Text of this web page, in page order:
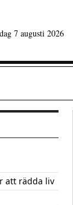
7 augusti 2026
att rädda liv